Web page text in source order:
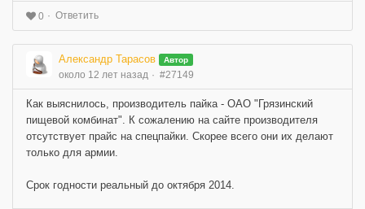
0 Ответить
Александр Тарасов Автор
около 12 лет назад #27149
Как выяснилось, производитель пайка - ОАО "Грязинский
пищевой комбинат". К сожалению на сайте производителя
отсутствует прайс на спецпайки. Скорее всего они их делают
только для армии.
Срок годности реальный до октября 2014.